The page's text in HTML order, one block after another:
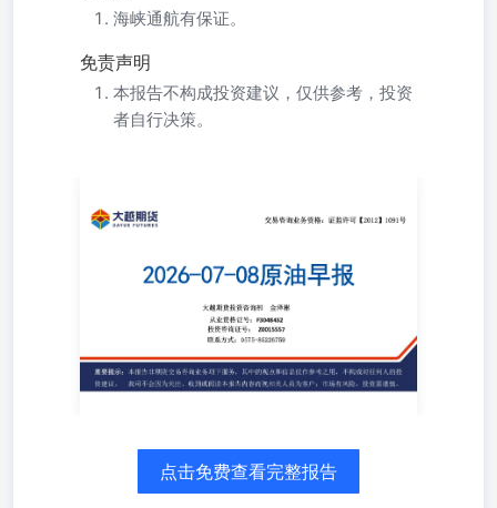
海峡通航有保证。
免责声明
本报告不构成投资建议，仅供参考，投资
者自行决策。
咨询证号：Z0015557联系方式：0575-85226759 重要提示：
作参考之用，不构成对任何人的投资建议。我司不会因为关
注、收到或阅读本报告内容而视相关人员为客户；市场有风
险，投资需谨慎。 每日提示1近期要闻2多空关注3基本面数
据4持仓数据5 CONTENTS目 录 原油2608： 1.基本面：三
艘油轮在霍尔木兹海峡遇袭后，美军周二对伊朗发动新一轮
空袭，并撤销了允许伊朗出售石油的许可，给本就脆弱的停
炼油厂是俄罗斯最大的汽油生产基地，其停产可能进一步加
剧俄罗斯全国范围内的燃料短缺问题；纽约联储主席威廉姆
斯周二接受采访时表示，能源价格变化让他对短期通胀前景
点击免费查看完整报告